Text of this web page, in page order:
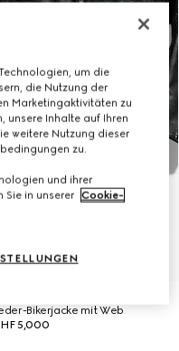
Bikerjacke mit Web
5,000
um die
die Nutzung der
Marketingaktivitäten zu
unsere Inhalte auf Ihren
weitere Nutzung dieser
zu.
und ihrer
Sie in unserer Cookie-